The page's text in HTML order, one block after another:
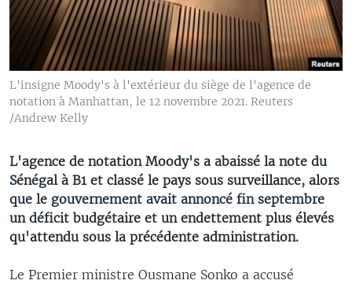
L'insigne Moody's à l'extérieur du siège de l'agence de
notation à Manhattan, le 12 novembre 2021. Reuters
/Andrew Kelly
L'agence de notation Moody's a abaissé la note du
Sénégal à B1 et classé le pays sous surveillance, alors
que le gouvernement avait annoncé fin septembre
un déficit budgétaire et un endettement plus élevés
qu'attendu sous la précédente administration.
Le Premier ministre Ousmane Sonko a accusé